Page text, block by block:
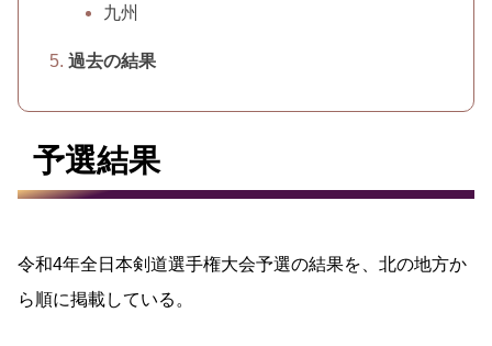
九州
過去の結果
予選結果
令和4年全日本剣道選手権大会予選の結果を、北の地方か
ら順に掲載している。